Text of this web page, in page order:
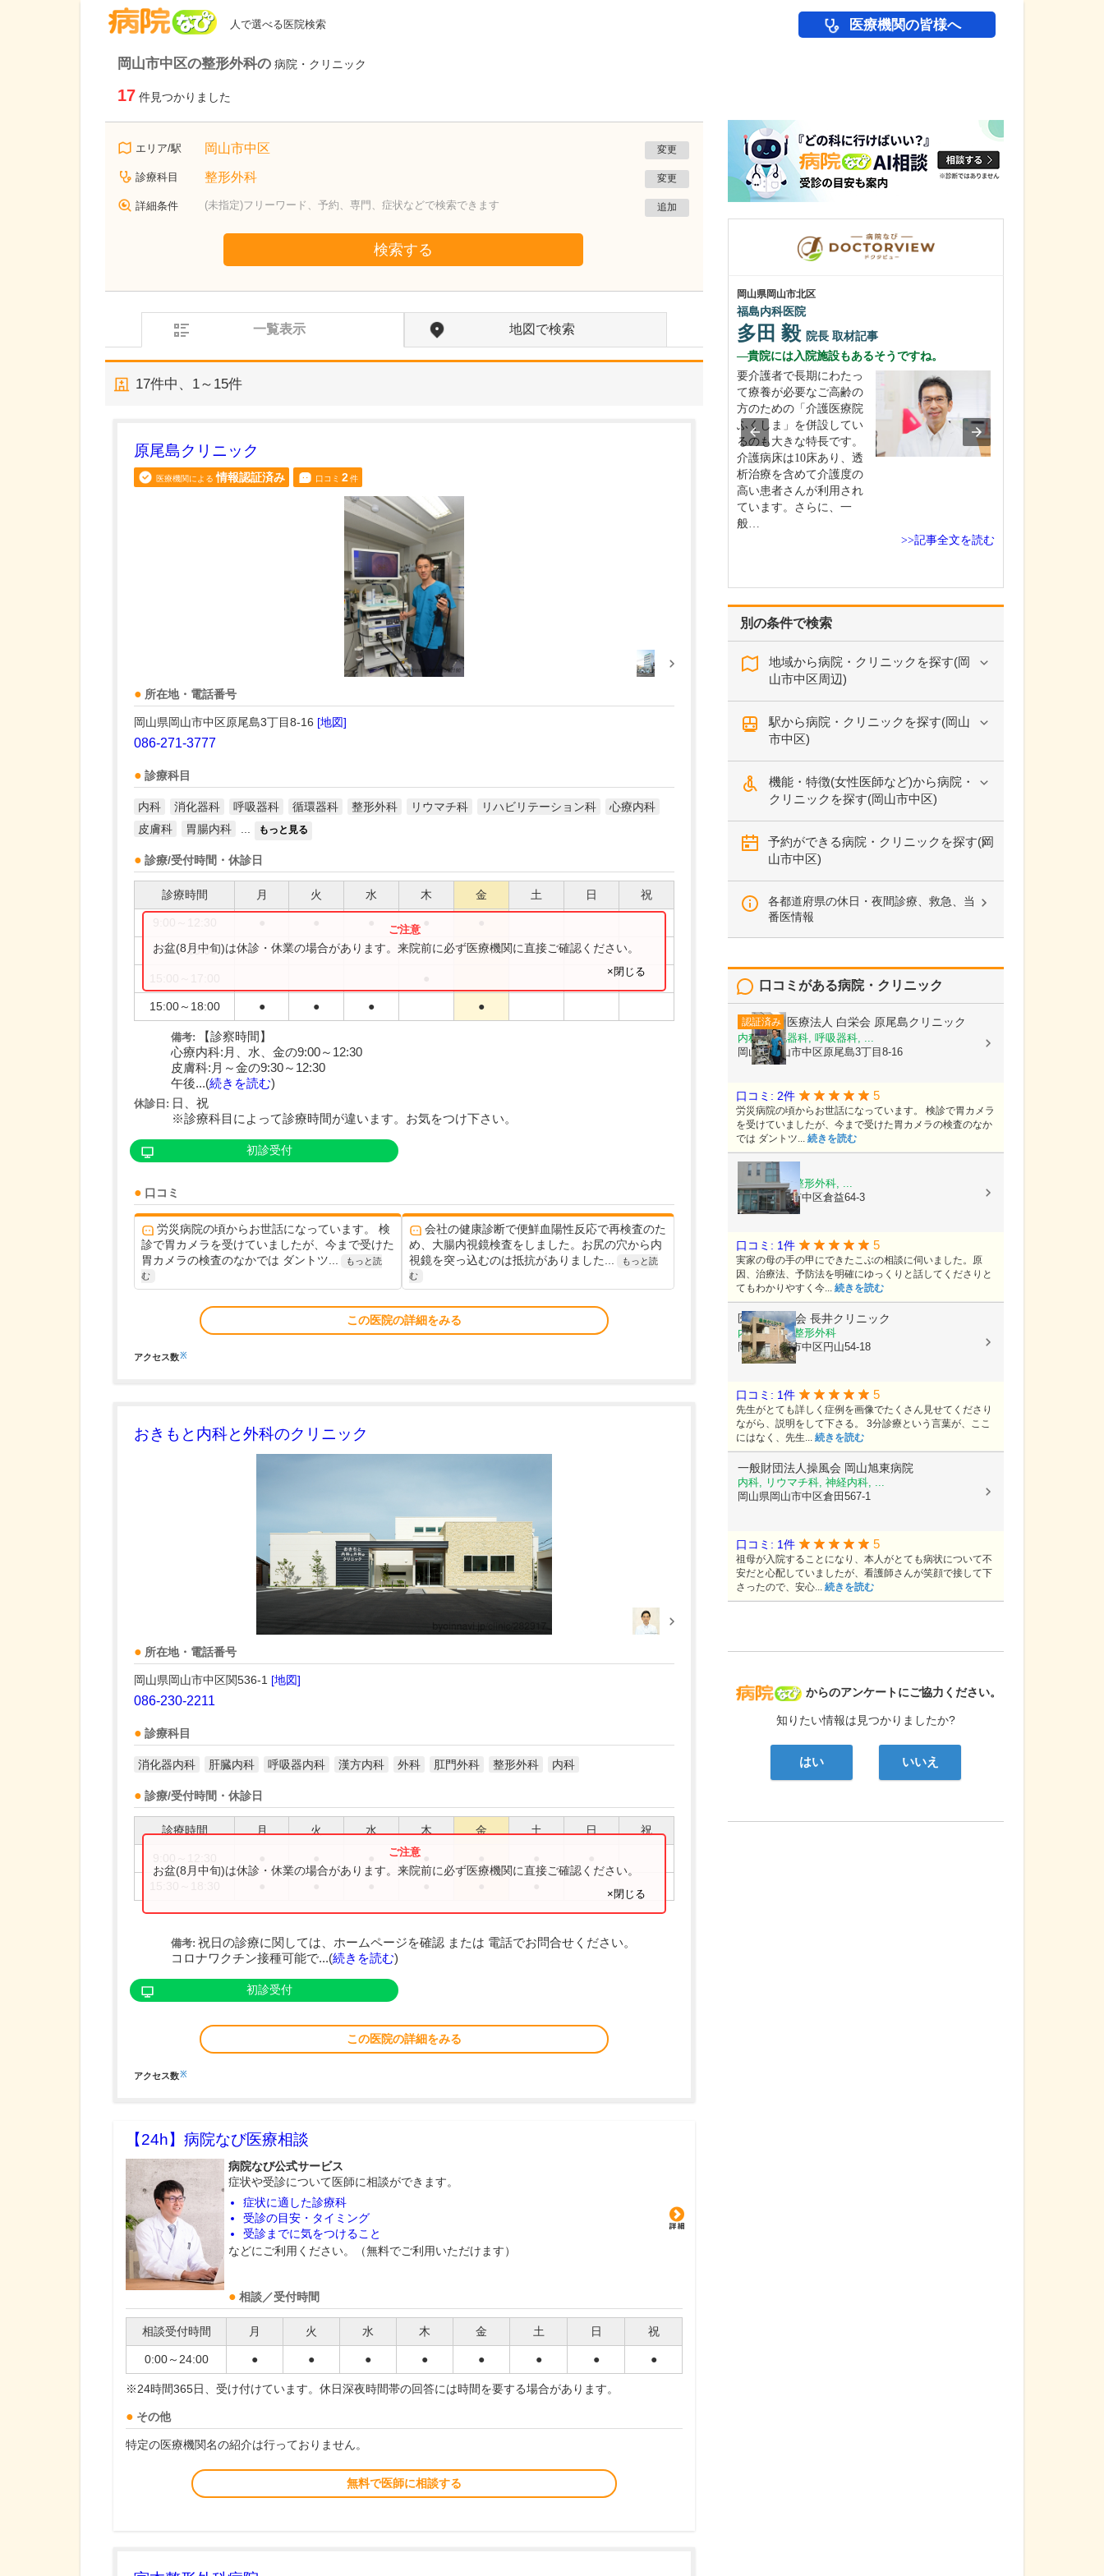
人で選べる医院検索 医療機関の皆様へ
岡山市中区の整形外科の 病院・クリニック
17 件見つかりました
エリア/駅 岡山市中区 変更
診療科目 整形外科 変更
詳細条件 (未指定)フリーワード、予約、専門、症状などで検索できます 追加
検索する
一覧表示 地図で検索
17件中、 1～15件
原尾島クリニック
医療機関による 情報認証済み 口コミ 2件
所在地・電話番号
岡山県岡山市中区原尾島3丁目8-16 [地図]
086-271-3777
診療科目
内科 消化器科 呼吸器科 循環器科 整形外科 リウマチ科 リハビリテーション科
心療内科
皮膚科
胃腸内科 もっと見る
診療/受付時間・休診日
診療時間 月 火 水 木 金 土 日 祝
9:00～13:00 ●
15:00～18:00 ● ● ● ●
お盆(8月中旬)は休診・休業の場合があります。来院前に必ず医療機関に直接ご確認ください。
×閉じる
備考:
【診察時間】
心療内科:月、水、金の9:00～12:30
皮膚科:月～金の9:30～12:30
午後...(続きを読む)
休診日: 日、祝
※診療科目によって診療時間が違います。お気をつけ下さい。
初診受付
口コミ
労災病院の頃からお世話になっています。 検
診で胃カメラを受けていましたが、今まで受けた
胃カメラの検査のなかでは ダントツ...
もっと読
む
会社の健康診断で便鮮血陽性反応で再検査のた
め、大腸内視鏡検査をしました。お尻の穴から内
視鏡を突っ込むのは抵抗がありました...
もっと読
む
この医院の詳細をみる
アクセス数※
おきもと内科と外科のクリニック
所在地・電話番号
岡山県岡山市中区関536-1 [地図]
086-230-2211
診療科目
消化器内科 肝臓内科 呼吸器内科 漢方内科 外科 肛門外科 整形外科 内科
診療/受付時間・休診日
診療時間 月 火 水 木 金 土 日 祝
お盆(8月中旬)は休診・休業の場合があります。来院前に必ず医療機関に直接ご確認ください。
×閉じる
備考: 祝日の診療に関しては、ホームページを確認 または 電話でお問合せください。
コロナワクチン接種可能で...(続きを読む)
初診受付
この医院の詳細をみる
アクセス数※
【24h】 病院なび医療相談
病院なび公式サービス
症状や受診について医師に相談ができます。
症状に適した診療科
受診の目安・タイミング
受診までに気をつけること
などにご利用ください。（無料でご利用いただけます）
相談／受付時間
相談受付時間 月 火 水 木 金 土 日 祝
0:00～24:00 ● ● ● ● ● ● ● ●
※24時間365日、受け付けています。休日深夜時間帯の回答には時間を要する場合があります。
その他
特定の医療機関名の紹介は行っておりません。
無料で医師に相談する
別の条件で検索
地域から病院・クリニックを探す(岡
山市中区周辺)
駅から病院・クリニックを探す(岡山
市中区)
機能・特徴(女性医師など)から病院・
クリニックを探す(岡山市中区)
予約ができる病院・クリニックを探す(岡
山市中区)
各都道府県の休日・夜間診療、救急、当
番医情報
病院なび
からのアンケートにご協力ください。
知りたい情報は見つかりましたか?
はい いいえ
口コミがある病院・クリニック
認証済み 医療法人 白栄会 原尾島クリニック
内科, 消化器科, 呼吸器科, ...
岡山県岡山市中区原尾島3丁目8-16
口コミ: 2件 5
労災病院の頃からお世話になっています。 検診で胃カメラ
を受けていましたが、今まで受けた胃カメラの検査のなか
では ダントツ... 続きを読む
庄整形外科
内科, 外科, 整形外科, ...
岡山県岡山市中区倉益64-3
口コミ: 1件 5
実家の母の手の甲にできたこぶの相談に伺いました。原
因、治療法、予防法を明確にゆっくりと話してくださりと
てもわかりやすく今... 続きを読む
医療法人輝会 長井クリニック
内科, 外科, 整形外科
岡山県岡山市中区円山54-18
口コミ: 1件 5
先生がとても詳しく症例を画像でたくさん見せてくださり
ながら、説明をして下さる。 3分診療という言葉が、ここ
にはなく、先生... 続きを読む
一般財団法人操風会 岡山旭東病院
内科, リウマチ科, 神経内科, ...
岡山県岡山市中区倉田567-1
口コミ: 1件 5
祖母が入院することになり、本人がとても病状について不
安だと心配していましたが、看護師さんが笑顔で接して下
さったので、安心... 続きを読む
岡山県岡山市北区
福島内科医院
多田 毅 院長 取材記事
貴院には入院施設もあるそうですね。
要介護者で長期にわたっ
て療養が必要なご高齢の
方のための「介護医療院
ふくしま」を併設してい
るのも大きな特長です。
介護病床は10床あり、透
析治療を含めて介護度の
高い患者さんが利用され
ています。さらに、一
般…
>>記事全文を読む
千葉県千葉市稲毛区
ふらットクリニック稲毛
池田 雄次院長
…